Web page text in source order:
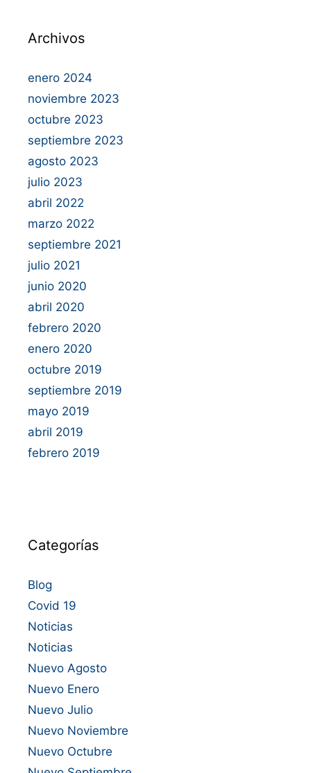
Archivos
enero 2024
noviembre 2023
octubre 2023
septiembre 2023
agosto 2023
julio 2023
abril 2022
marzo 2022
septiembre 2021
julio 2021
junio 2020
abril 2020
febrero 2020
enero 2020
octubre 2019
septiembre 2019
mayo 2019
abril 2019
febrero 2019
Categorías
Blog
Covid 19
Noticias
Noticias
Nuevo Agosto
Nuevo Enero
Nuevo Julio
Nuevo Noviembre
Nuevo Octubre